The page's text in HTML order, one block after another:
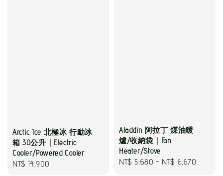
Arctic Ice 北極冰 行動冰
箱 30公升｜Electric
Cooler/Powered Cooler
Regular
NT$ 14,900
Aladdin 阿拉丁 煤油暖
爐/收納袋｜Fan
Heater/Stove
Regular
NT$ 5,680 - NT$ 6,670